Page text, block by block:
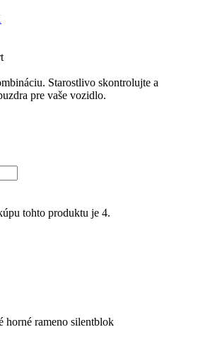
Starostlivo skontrolujte a
pre vaše vozidlo.
tohto produktu je 4.
horné rameno silentblok